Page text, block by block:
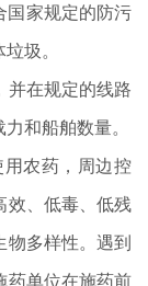
国家规定的防污
圾。
在规定的线路
和船舶数量。
农药，周边控
效、低毒、低残
物多样性。遇到
药单位在施药前